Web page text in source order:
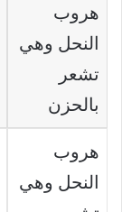
هروب
النحل وهي
تشعر
بالحزن
هروب
النحل وهي